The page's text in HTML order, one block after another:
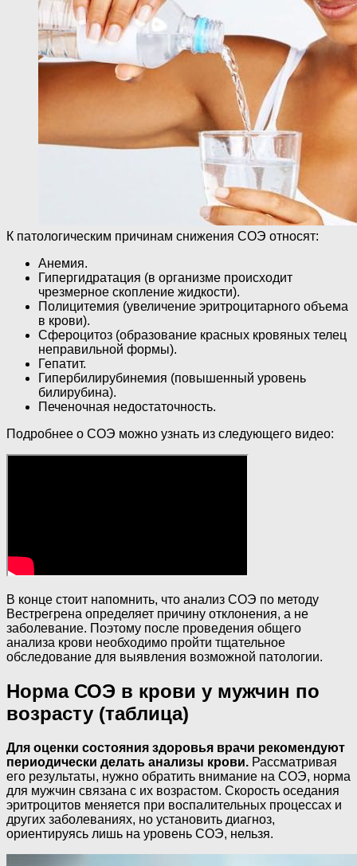
К патологическим причинам снижения СОЭ относят:
Анемия.
Гипергидратация (в организме происходит
чрезмерное скопление жидкости).
Полицитемия (увеличение эритроцитарного объема
в крови).
Сфероцитоз (образование красных кровяных телец
неправильной формы).
Гепатит.
Гипербилирубинемия (повышенный уровень
билирубина).
Печеночная недостаточность.
Подробнее о СОЭ можно узнать из следующего видео:
В конце стоит напомнить, что анализ СОЭ по методу
Вестрегрена определяет причину отклонения, а не
заболевание. Поэтому после проведения общего
анализа крови необходимо пройти тщательное
обследование для выявления возможной патологии.
Норма СОЭ в крови у мужчин по
возрасту (таблица)
Для оценки состояния здоровья врачи рекомендуют
периодически делать анализы крови. Рассматривая
его результаты, нужно обратить внимание на СОЭ, норма
для мужчин связана с их возрастом. Скорость оседания
эритроцитов меняется при воспалительных процессах и
других заболеваниях, но установить диагноз,
ориентируясь лишь на уровень СОЭ, нельзя.